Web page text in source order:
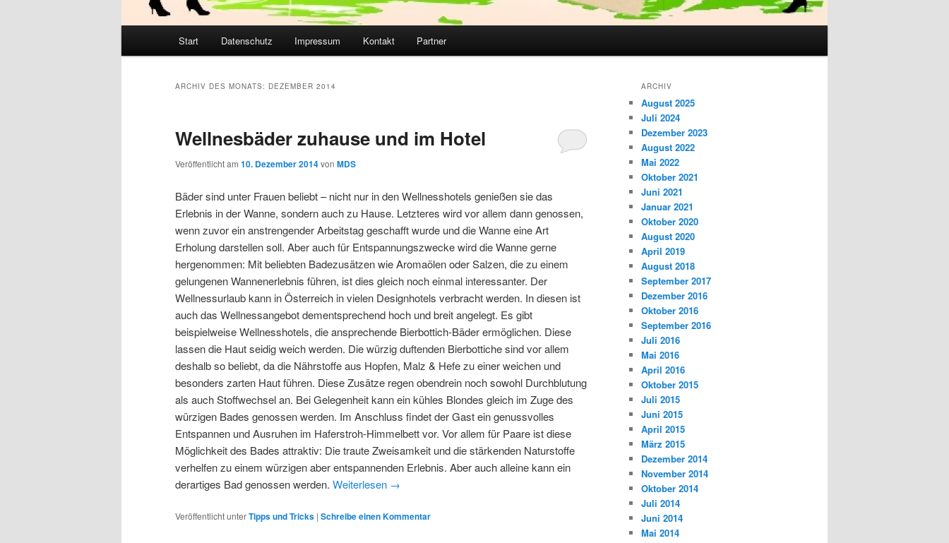
Start Datenschutz Impressum Kontakt Partner
ARCHIV DES MONATS: DEZEMBER 2014
Wellnesbäder zuhause und im Hotel
Veröffentlicht am 10. Dezember 2014von MDS
Bäder sind unter Frauen beliebt – nicht nur in den Wellnesshotels genießen sie das
Erlebnis in der Wanne, sondern auch zu Hause. Letzteres wird vor allem dann genossen,
wenn zuvor ein anstrengender Arbeitstag geschafft wurde und die Wanne eine Art
Erholung darstellen soll. Aber auch für Entspannungszwecke wird die Wanne gerne
hergenommen: Mit beliebten Badezusätzen wie Aromaölen oder Salzen, die zu einem
gelungenen Wannenerlebnis führen, ist dies gleich noch einmal interessanter. Der
Wellnessurlaub kann in Österreich in vielen Designhotels verbracht werden. In diesen ist
auch das Wellnessangebot dementsprechend hoch und breit angelegt. Es gibt
beispielweise Wellnesshotels, die ansprechende Bierbottich-Bäder ermöglichen. Diese
lassen die Haut seidig weich werden. Die würzig duftenden Bierbottiche sind vor allem
deshalb so beliebt, da die Nährstoffe aus Hopfen, Malz & Hefe zu einer weichen und
besonders zarten Haut führen. Diese Zusätze regen obendrein noch sowohl Durchblutung
als auch Stoffwechsel an. Bei Gelegenheit kann ein kühles Blondes gleich im Zuge des
würzigen Bades genossen werden. Im Anschluss findet der Gast ein genussvolles
Entspannen und Ausruhen im Haferstroh-Himmelbett vor. Vor allem für Paare ist diese
Möglichkeit des Bades attraktiv: Die traute Zweisamkeit und die stärkenden Naturstoffe
verhelfen zu einem würzigen aber entspannenden Erlebnis. Aber auch alleine kann ein
derartiges Bad genossen werden. Weiterlesen →
Veröffentlicht unterTipps und Tricks | Schreibe einen Kommentar
ARCHIV
August 2025
Juli 2024
Dezember 2023
August 2022
Mai 2022
Oktober 2021
Juni 2021
Januar 2021
Oktober 2020
August 2020
April 2019
August 2018
September 2017
Dezember 2016
Oktober 2016
September 2016
Juli 2016
Mai 2016
April 2016
Oktober 2015
Juli 2015
Juni 2015
April 2015
März 2015
Dezember 2014
November 2014
Oktober 2014
Juli 2014
Juni 2014
Mai 2014